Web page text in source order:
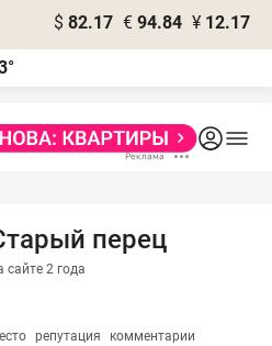
$ 82.17 € 94.84 ¥ 12.17
перец
сайте 2 года
репутация комментарии